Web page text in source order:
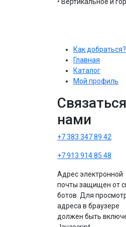
• Вертикальное и
Как добраться?
Главная
Каталог
Мой профиль
нами
+7 383 347 89 42
+7 913 914 85 48
Адрес электронной
почты защищен от
ботов. Для
адреса в браузере
должен быть